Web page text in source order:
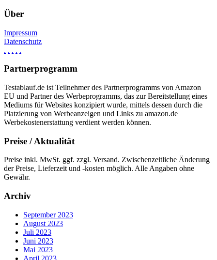
Über
Impressum
Datenschutz
. . . . .
Partnerprogramm
Testablauf.de ist Teilnehmer des Partnerprogramms von Amazon
EU und Partner des Werbeprogramms, das zur Bereitstellung eines
Mediums für Websites konzipiert wurde, mittels dessen durch die
Platzierung von Werbeanzeigen und Links zu amazon.de
Werbekostenerstattung verdient werden können.
Preise / Aktualität
Preise inkl. MwSt. ggf. zzgl. Versand. Zwischenzeitliche Änderung
der Preise, Lieferzeit und -kosten möglich. Alle Angaben ohne
Gewähr.
Archiv
September 2023
August 2023
Juli 2023
Juni 2023
Mai 2023
April 2023